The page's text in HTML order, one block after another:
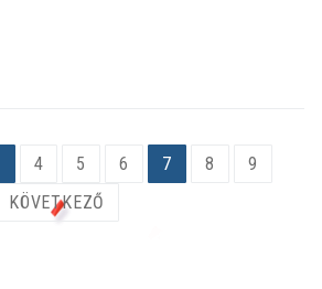
4 5 6 7 8
9
KÖVETKEZŐ